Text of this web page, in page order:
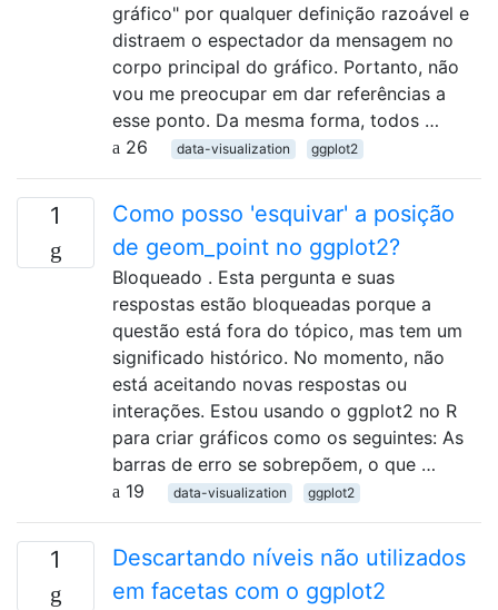
gráfico" por qualquer definição razoável e
distraem o espectador da mensagem no
corpo principal do gráfico. Portanto, não
vou me preocupar em dar referências a
esse ponto. Da mesma forma, todos …
26
data-visualization ggplot2
1
Como posso 'esquivar' a posição
de geom_point no ggplot2?
Bloqueado . Esta pergunta e suas
respostas estão bloqueadas porque a
questão está fora do tópico, mas tem um
significado histórico. No momento, não
está aceitando novas respostas ou
interações. Estou usando o ggplot2 no R
para criar gráficos como os seguintes: As
barras de erro se sobrepõem, o que …
19
data-visualization ggplot2
1
Descartando níveis não utilizados
em facetas com o ggplot2